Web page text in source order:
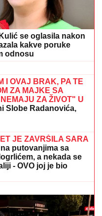
se oglasila nakon
kakve poruke
odnosu
u bolnicu,
ZA ŽIVOT" U
Slobe Radanovića,
"Ne govori